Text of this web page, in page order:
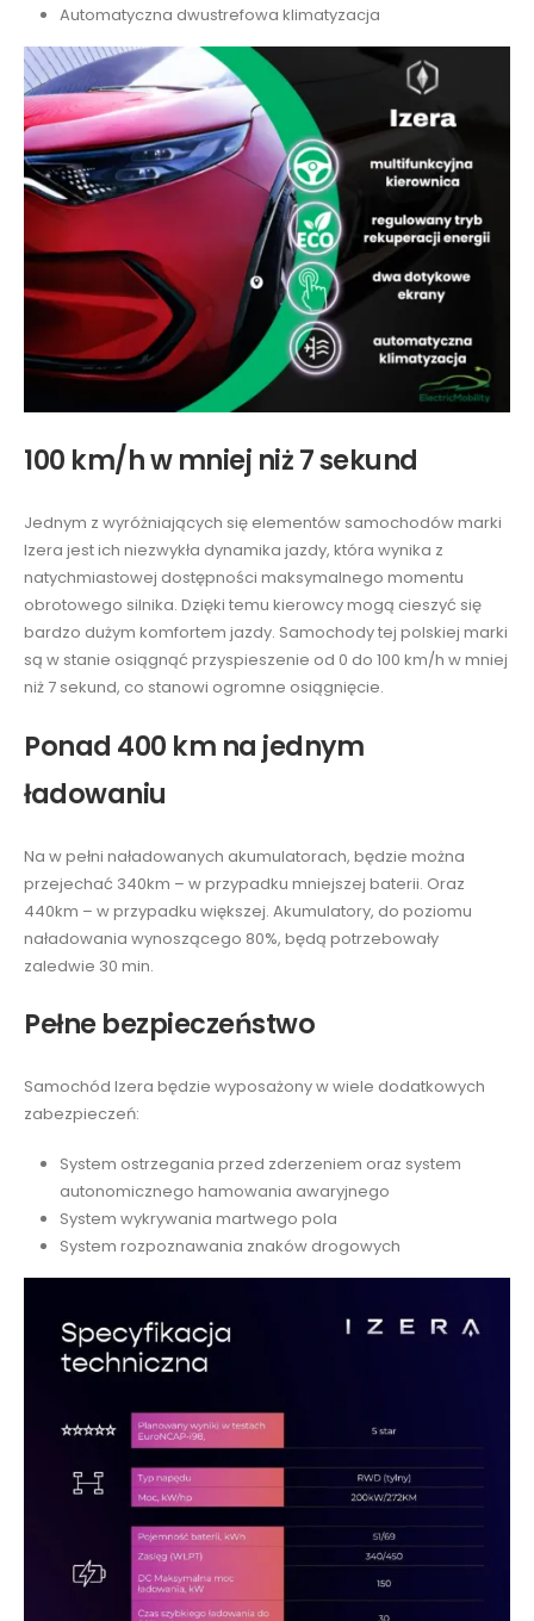
Automatyczna dwustrefowa klimatyzacja
100 km/h w mniej niż 7 sekund
Jednym z wyróżniających się elementów samochodów marki
Izera jest ich niezwykła dynamika jazdy, która wynika z
natychmiastowej dostępności maksymalnego momentu
obrotowego silnika. Dzięki temu kierowcy mogą cieszyć się
bardzo dużym komfortem jazdy. Samochody tej polskiej marki
są w stanie osiągnąć przyspieszenie od 0 do 100 km/h w mniej
niż 7 sekund, co stanowi ogromne osiągnięcie.
Ponad 400 km na jednym
ładowaniu
Na w pełni naładowanych akumulatorach, będzie można
przejechać 340km – w przypadku mniejszej baterii. Oraz
440km – w przypadku większej. Akumulatory, do poziomu
naładowania wynoszącego 80%, będą potrzebowały
zaledwie 30 min.
Pełne bezpieczeństwo
Samochód Izera będzie wyposażony w wiele dodatkowych
zabezpieczeń:
System ostrzegania przed zderzeniem oraz system
autonomicznego hamowania awaryjnego
System wykrywania martwego pola
System rozpoznawania znaków drogowych